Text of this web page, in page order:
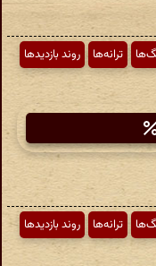
ترانه‌ها
روند بازدیدها
ترانه‌ها
روند بازدیدها